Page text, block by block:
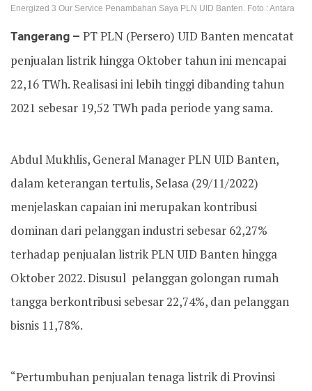
Energized 3 Our Service Penambahan Saya PLN UID Banten. Foto : Antara
Tangerang – PT PLN (Persero) UID Banten mencatat
penjualan listrik hingga Oktober tahun ini mencapai
22,16 TWh. Realisasi ini lebih tinggi dibanding tahun
2021 sebesar 19,52 TWh pada periode yang sama.
Abdul Mukhlis, General Manager PLN UID Banten,
dalam keterangan tertulis, Selasa (29/11/2022)
menjelaskan capaian ini merupakan kontribusi
dominan dari pelanggan industri sebesar 62,27%
terhadap penjualan listrik PLN UID Banten hingga
Oktober 2022. Disusul pelanggan golongan rumah
tangga berkontribusi sebesar 22,74%, dan pelanggan
bisnis 11,78%.
“Pertumbuhan penjualan tenaga listrik di Provinsi